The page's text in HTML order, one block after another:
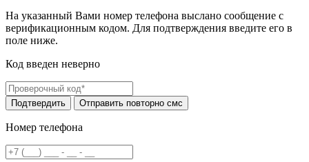
На указанный Вами номер телефона выслано сообщение с
верификационным кодом. Для подтверждения введите его в
поле ниже.
Код введен неверно
Номер телефона